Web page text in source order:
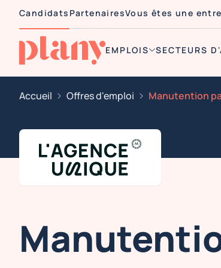
Candidats PartenairesVous êtes une
EMPLOIS SECTEURS
Accueil Offres d'emploi Manutention